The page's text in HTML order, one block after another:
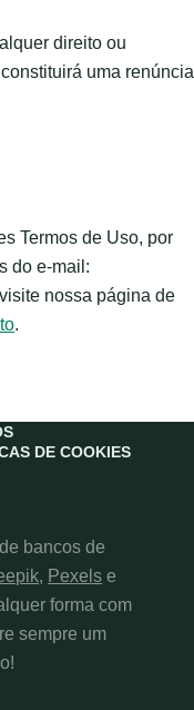
direito ou
uma renúncia
Termos de Uso, por
do e-mail:
nossa página de
.
DE COOKIES
bancos de
, Pexels e
forma com
sempre um